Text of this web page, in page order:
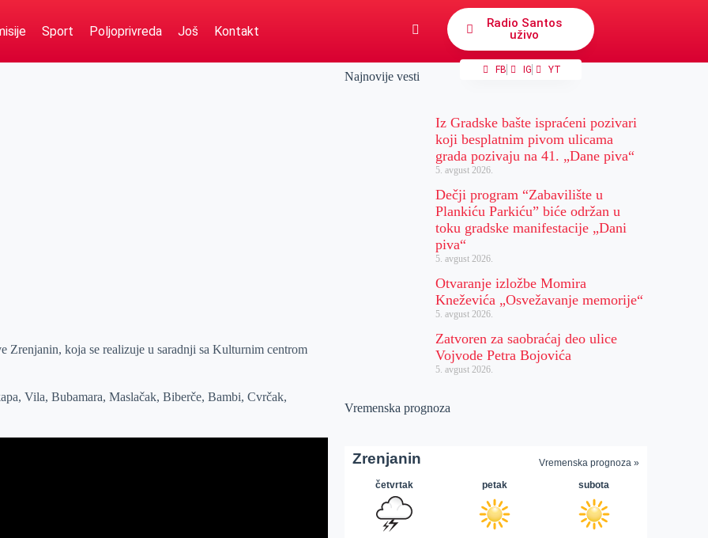
Sport Poljoprivreda Još Kontakt
Radio Santos
uživo
FB IG YT
Zrenjanin, koja se realizuje u saradnji sa Kulturnim centrom
Vila, Bubamara, Maslačak, Biberče, Bambi, Cvrčak,
Najnovije vesti
Iz Gradske bašte ispraćeni pozivari
koji besplatnim pivom ulicama
grada pozivaju na 41. „Dane piva“
5. avgust 2026.
Dečji program “Zabavilište u
Plankiću Parkiću” biće održan u
toku gradske manifestacije „Dani
piva“
5. avgust 2026.
Otvaranje izložbe Momira
Kneževića „Osvežavanje memorije“
5. avgust 2026.
Zatvoren za saobraćaj deo ulice
Vojvode Petra Bojovića
5. avgust 2026.
Vremenska prognoza